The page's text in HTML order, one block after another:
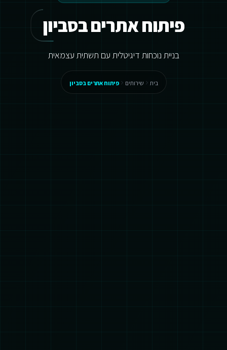
פיתוח אתרים בסביון
בניית נוכחות דיגיטלית עם תשתית עצמאית
בית שירותים פיתוח אתרים בסביון